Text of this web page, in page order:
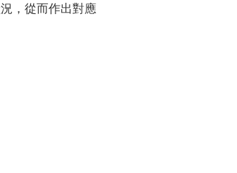
，從而作出對應